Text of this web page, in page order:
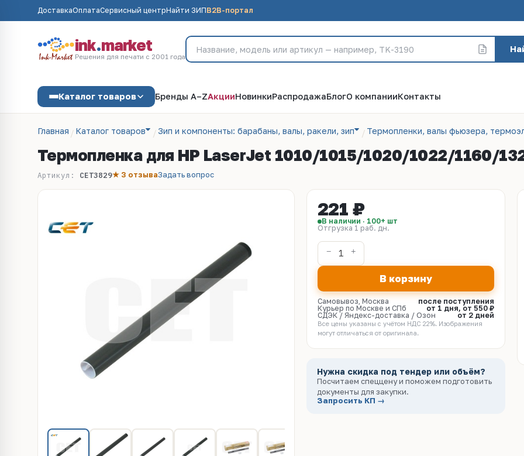
ДоставкаОплатаСервисный центрНайти ЗИПB2B-портал
ink.market
Решения для печати с 2001 года
Каталог товаров Бренды A–ZАкцииНовинкиРаспродажаБлогО компанииКонтакты
Главная Каталог товаров Зип и компоненты: барабаны, валы, ракели, зип Термопленки, валы фьюзера,
Термопленка для HP LaserJet 1010/1015/1020/1022/1160/
Артикул: CET3829★ 3 отзываЗадать вопрос
221 ₽
В наличии · 100+ шт
Отгрузка 1 раб. дн.
В корзину
Самовывоз, Москва
после поступления
Курьер по Москве и СПб
от 1 дня, от 550 ₽
СДЭК / Яндекс-доставка / Озон
от 2 дней
Все цены указаны с учётом НДС 22%. Изображения
могут отличаться от оригинала.
Нужна скидка под тендер или объём?
Посчитаем спеццену и поможем подготовить
документы для закупки.
Запросить КП →